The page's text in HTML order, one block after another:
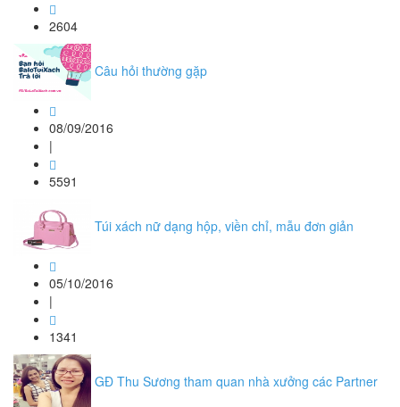
2604
Câu hỏi thường gặp
08/09/2016
|
5591
Túi xách nữ dạng hộp, viền chỉ, mẫu đơn giản
05/10/2016
|
1341
GĐ Thu Sương tham quan nhà xưởng các Partner